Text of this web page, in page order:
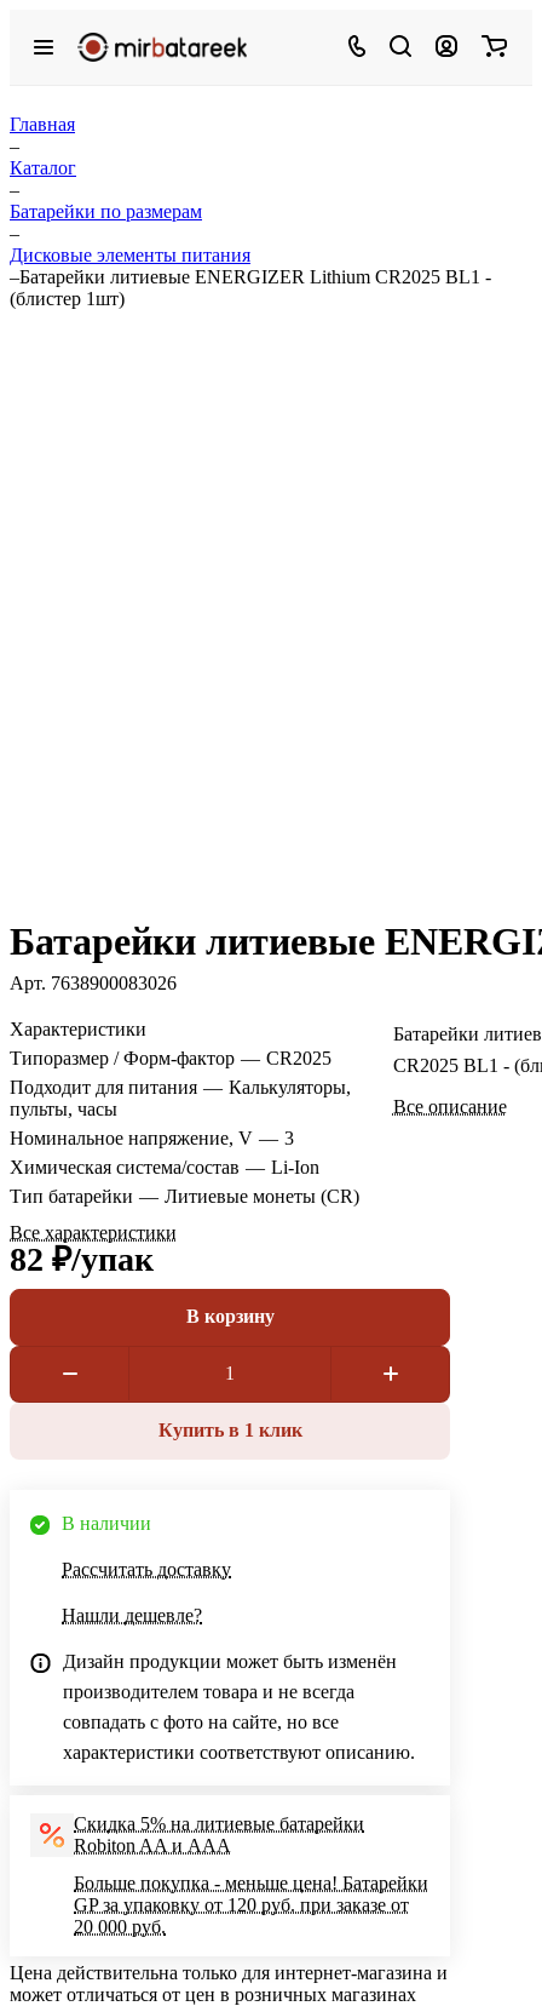
Главная
–
Каталог
–
Батарейки по размерам
–
Дисковые элементы питания
–Батарейки литиевые ENERGIZER Lithium CR2025 BL1 -
(блистер 1шт)
Батарейки литиевые
Арт. 7638900083026
Характеристики
Типоразмер / Форм-фактор — CR2025
Подходит для питания — Калькуляторы,
пульты, часы
Номинальное напряжение, V — 3
Химическая система/состав — Li-Ion
Тип батарейки — Литиевые монеты (CR)
Все характеристики
Батарейки
CR2025 BL1 -
Все описание
82 ₽/упак
В корзину
Купить в 1 клик
В наличии
Рассчитать доставку
Нашли дешевле?
Дизайн продукции может быть изменён
производителем товара и не всегда
совпадать с фото на сайте, но все
характеристики соответствуют описанию.
Скидка 5% на литиевые батарейки
Robiton AA и AAA
Больше покупка - меньше цена! Батарейки
GP за упаковку от 120 руб. при заказе от
20 000 руб.
Цена действительна только для интернет-магазина и
может отличаться от цен в розничных магазинах